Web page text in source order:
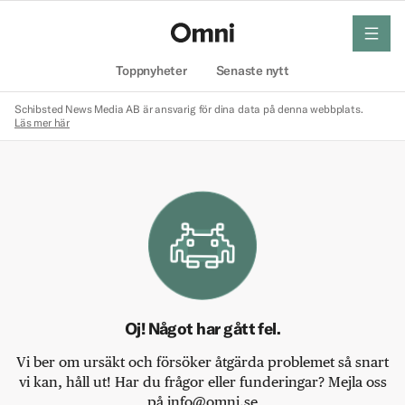
Toppnyheter Senaste nytt
meny
Schibsted News Media AB är ansvarig för dina data på denna webbplats.
Läs mer här
Oj! Något har gått fel.
Vi ber om ursäkt och försöker åtgärda problemet så snart
vi kan, håll ut! Har du frågor eller funderingar? Mejla oss